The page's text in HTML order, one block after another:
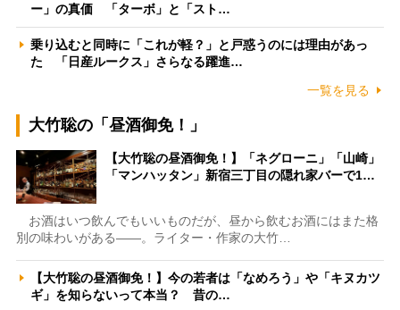
ー」の真価 「ターボ」と「スト…
乗り込むと同時に「これが軽？」と戸惑うのには理由があっ
た 「日産ルークス」さらなる躍進…
一覧を見る
大竹聡の「昼酒御免！」
【大竹聡の昼酒御免！】「ネグローニ」「山崎」
「マンハッタン」新宿三丁目の隠れ家バーで1…
お酒はいつ飲んでもいいものだが、昼から飲むお酒にはまた格
別の味わいがある――。ライター・作家の大竹…
【大竹聡の昼酒御免！】今の若者は「なめろう」や「キヌカツ
ギ」を知らないって本当？ 昔の…